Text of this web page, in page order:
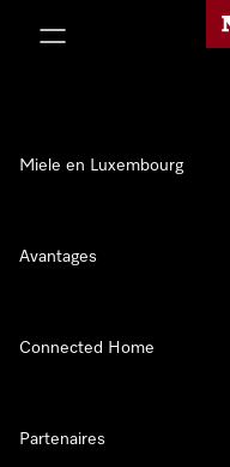
Miele en Luxembourg
Avantages
Connected Home
Partenaires